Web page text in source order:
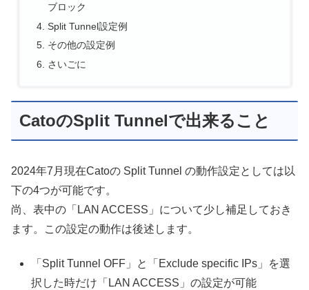
ブロック
Split Tunnel設定例
その他の設定例
さいごに
CatoのSplit Tunnelで出来ること
2024年7月現在Catoの Split Tunnel の動作設定としては以
下の4つが可能です。
尚、表中の「LAN ACCESS」について少し補足しておき
ます。この設定の動作は後述します。
「Split Tunnel OFF」と「Exclude specific IPs」を選
択した時だけ「LAN ACCESS」の設定が可能